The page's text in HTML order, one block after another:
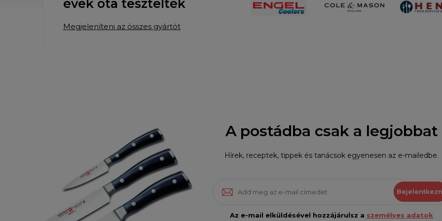
évek óta tesztelték
Megjeleníteni az összes gyártót
A postádba csak a legjobbat
Hírek, receptek, tippek és tanácsok egyenesen az e-mailedbe.
Az e-mail elküldésével hozzájárulsz a személyes adatok